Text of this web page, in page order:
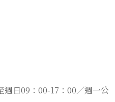
日09：00-17：00／週一公